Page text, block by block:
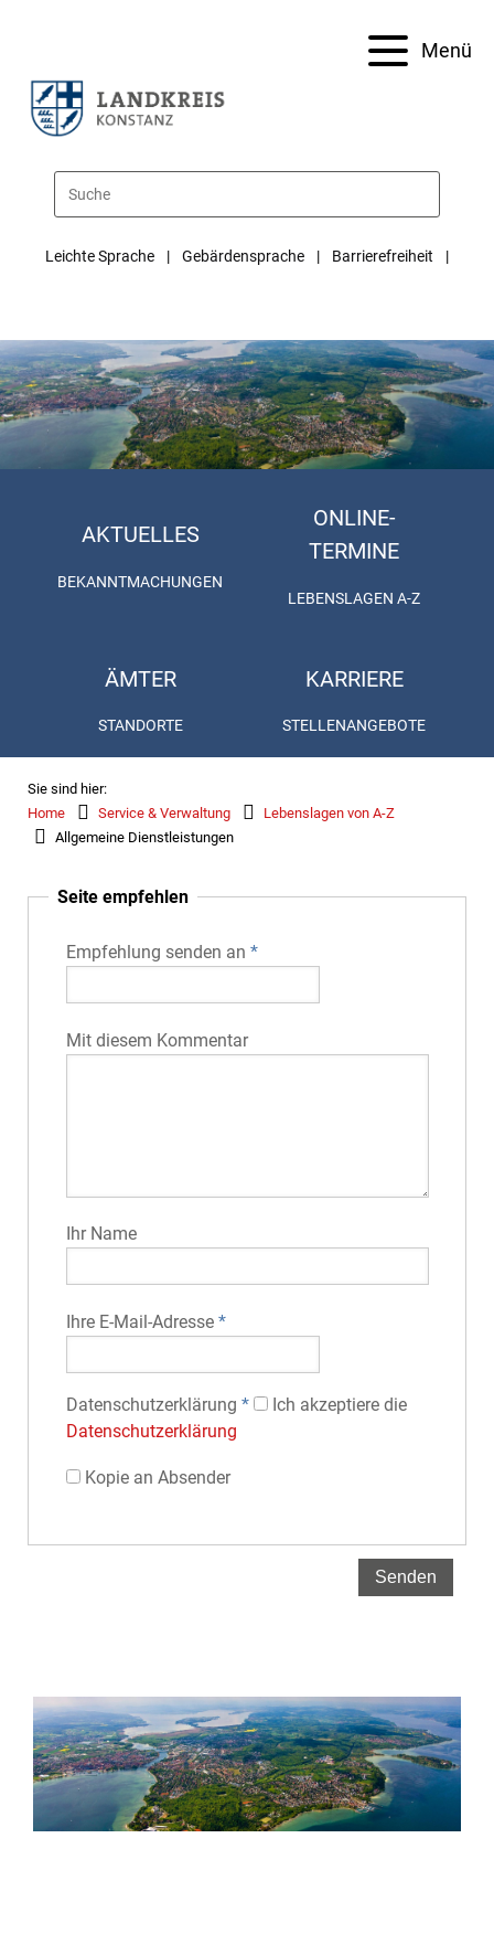
Menü
Leichte Sprache Gebärdensprache Barrierefreiheit
AKTUELLES
BEKANNTMACHUNGEN
ONLINE-
TERMINE
LEBENSLAGEN A-Z
ÄMTER
STANDORTE
KARRIERE
STELLENANGEBOTE
Sie sind hier:
Home
Service & Verwaltung
Lebenslagen von A-Z
Allgemeine Dienstleistungen
Seite empfehlen
Empfehlung senden an *
Mit diesem Kommentar
Ihr Name
Ihre E-Mail-Adresse*
Datenschutz­erklärung *
Ich akzeptiere die
Datenschutz­erklärung
Kopie an Absender